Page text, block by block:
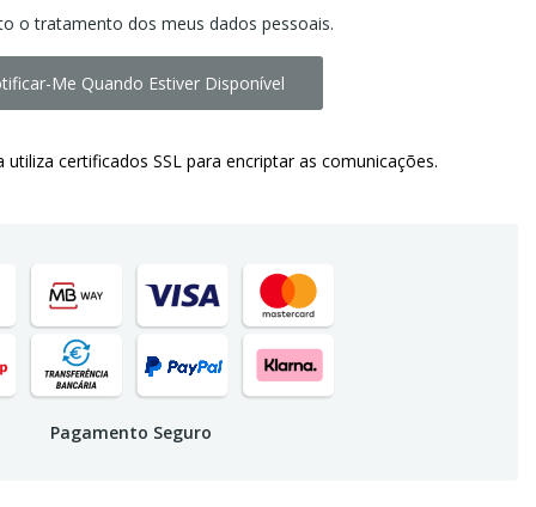
o tratamento dos meus dados pessoais.
Me Quando Estiver Disponível
utiliza certificados SSL para encriptar as comunicações.
Pagamento Seguro